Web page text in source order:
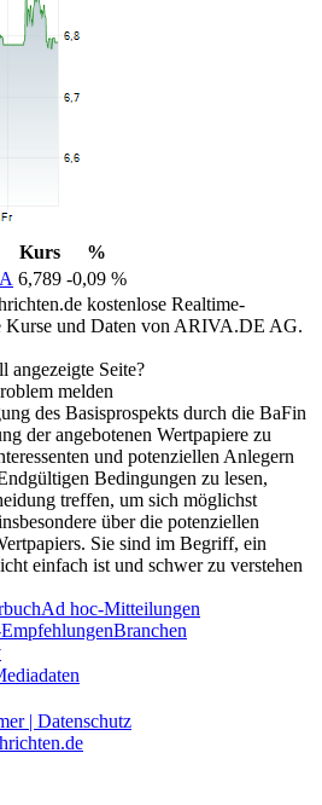
Kurs
%
6,789 -0,09 %
kostenlose Realtime-
Kurse und Daten von ARIVA.DE AG.
angezeigte Seite?
melden
des Basisprospekts durch die BaFin
der angebotenen Wertpapiere zu
und potenziellen Anlegern
Bedingungen zu lesen,
treffen, um sich möglichst
über die potenziellen
Sie sind im Begriff, ein
einfach ist und schwer zu verstehen
Ad hoc-Mitteilungen
Branchen
| Datenschutz